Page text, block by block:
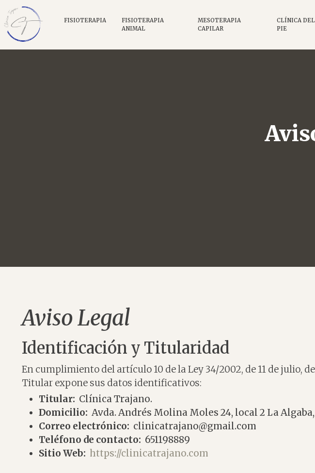
FISIOTERAPIA
FISIOTERAPIA
ANIMAL
MESOTERAPIA
CAPILAR
CLÍNICA DEL
PIE
Aviso Legal
Identificación y Titularidad
En cumplimiento del artículo 10 de la Ley 34/2002, de 11 de julio,
Titular expone sus datos identificativos:
Titular: Clínica Trajano.
Domicilio: Avda. Andrés Molina Moles 24, local 2 La
Correo electrónico: clinicatrajano@gmail.com
Teléfono de contacto: 651198889
Sitio Web: https://clinicatrajano.com